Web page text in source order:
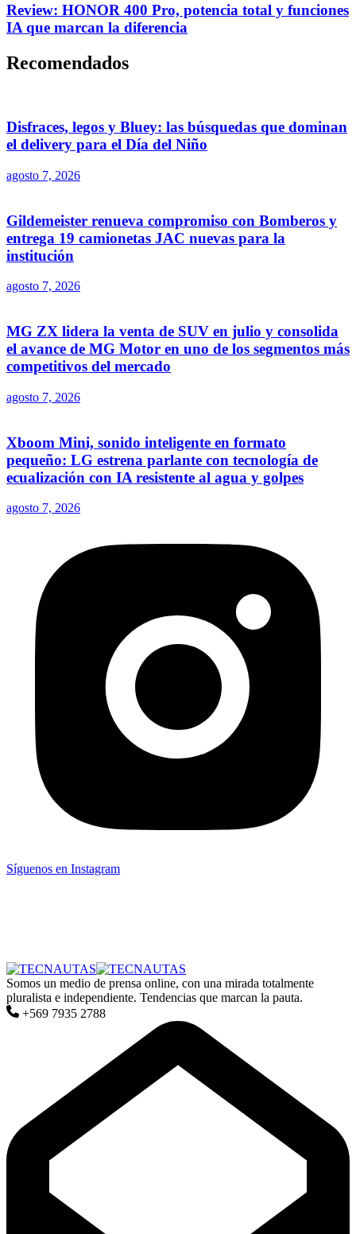
Review: HONOR 400 Pro, potencia total y funciones
IA que marcan la diferencia
Recomendados
Disfraces, legos y Bluey: las búsquedas que dominan
el delivery para el Día del Niño
agosto 7, 2026
Gildemeister renueva compromiso con Bomberos y
entrega 19 camionetas JAC nuevas para la
institución
agosto 7, 2026
MG ZX lidera la venta de SUV en julio y consolida
el avance de MG Motor en uno de los segmentos más
competitivos del mercado
agosto 7, 2026
Xboom Mini, sonido inteligente en formato
pequeño: LG estrena parlante con tecnología de
ecualización con IA resistente al agua y golpes
agosto 7, 2026
Síguenos en Instagram
Somos un medio de prensa online, con una mirada totalmente
pluralista e independiente. Tendencias que marcan la pauta.
+569 7935 2788